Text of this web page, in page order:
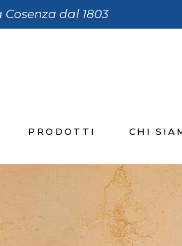
Cosenza dal 1803
PRODOTTI CHI